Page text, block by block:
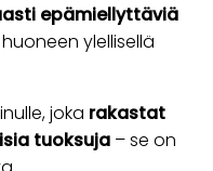
epämiellyttäviä
ylellisellä
joka rakastat
tuoksuja – se on